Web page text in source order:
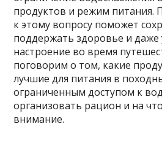
продуктов и режим питания.
к этому вопросу поможет
поддержать здоровье и даже
настроение во время
поговорим о том, какие
лучшие для питания в
ограниченным доступом к
организовать рацион и на
внимание.